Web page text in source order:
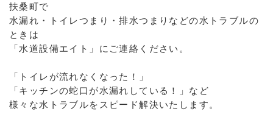
扶桑町で
水漏れ・トイレつまり・排水つまりなどの水トラブルの
ときは
「水道設備エイト」にご連絡ください。
「トイレが流れなくなった！」
「キッチンの蛇口が水漏れしている！」など
様々な水トラブルをスピード解決いたします。